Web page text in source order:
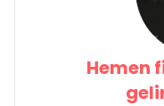
Hemen